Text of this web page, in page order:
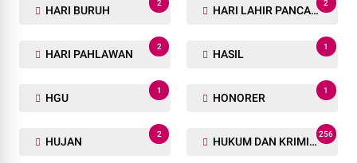
HARI BURUH
2
HARI LAHIR PANCASILA
2
HARI PAHLAWAN
2
HASIL
1
HGU
1
HONORER
1
HUJAN
2
HUKUM DAN KRIMINAL
256